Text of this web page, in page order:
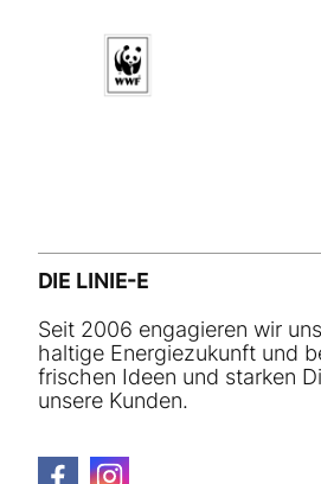
DIE LINIE-E
Seit 2006 engagieren wir
haltige Energiezukunft und
frischen Ideen und starken
unsere Kunden.